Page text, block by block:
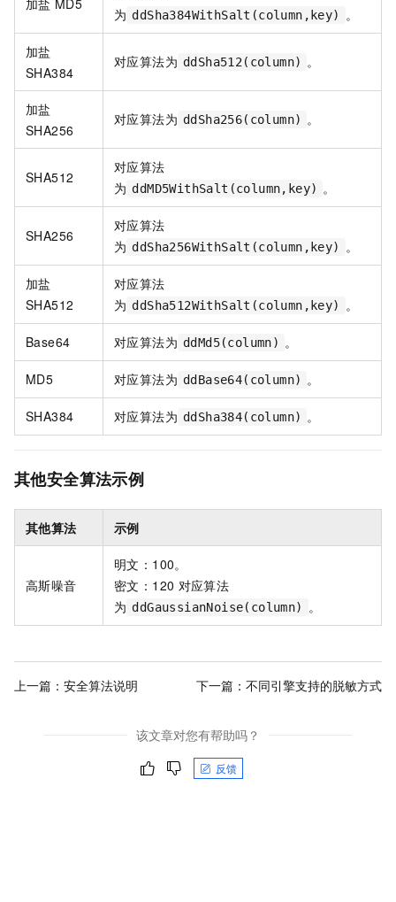
加盐 MD5
为 ddSha384WithSalt(column,key) 。
加盐
SHA384
对应算法为 ddSha512(column) 。
加盐
SHA256
对应算法为 ddSha256(column) 。
SHA512
对应算法
为 ddMD5WithSalt(column,key) 。
SHA256
对应算法
为 ddSha256WithSalt(column,key) 。
加盐
SHA512
对应算法
为 ddSha512WithSalt(column,key) 。
Base64 对应算法为 ddMd5(column) 。
MD5 对应算法为 ddBase64(column) 。
SHA384 对应算法为 ddSha384(column) 。
其他安全算法示例
其他算法 示例
高斯噪音
明文：100。
密文：120 对应算法
为 ddGaussianNoise(column) 。
上一篇： 安全算法说明 下一篇： 不同引擎支持的脱敏方式
该文章对您有帮助吗？
反馈